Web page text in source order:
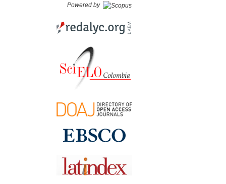
Powered by